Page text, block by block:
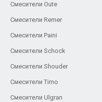
Смесители Oute
Смесители Remer
Смесители Paini
Смесители Schock
Смесители Shouder
Смесители Timo
Смесители Ulgran